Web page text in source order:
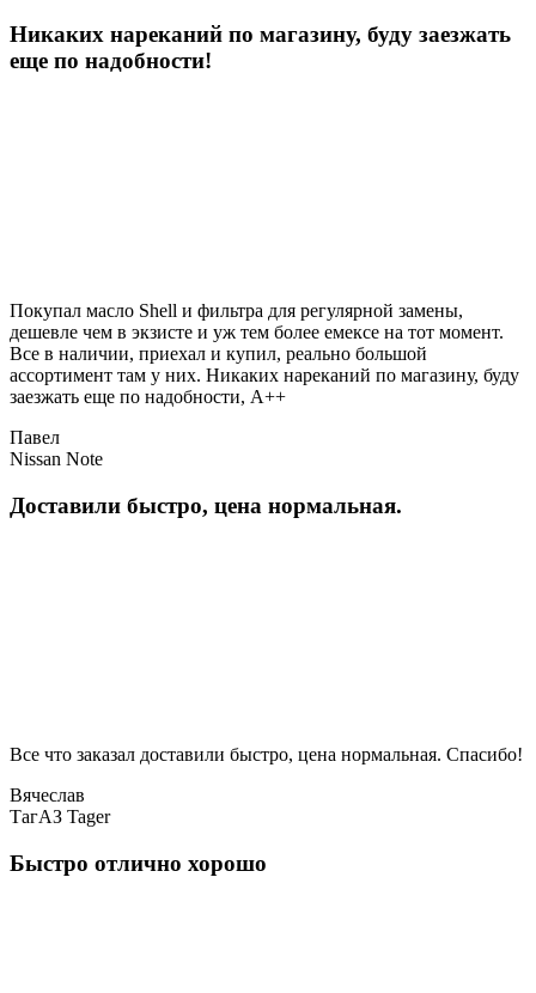
Никаких нареканий по магазину, буду заезжать
еще по надобности!
Покупал масло Shell и фильтра для регулярной замены,
дешевле чем в экзисте и уж тем более емексе на тот момент.
Все в наличии, приехал и купил, реально большой
ассортимент там у них. Никаких нареканий по магазину, буду
заезжать еще по надобности, A++
Павел
Nissan Note
Доставили быстро, цена нормальная.
Все что заказал доставили быстро, цена нормальная. Спасибо!
Вячеслав
ТагАЗ Tager
Быстро отлично хорошо